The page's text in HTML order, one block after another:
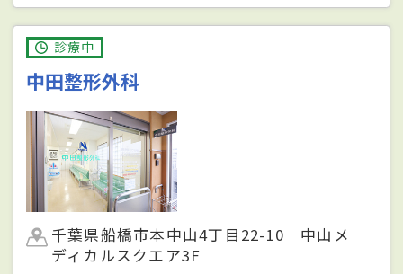
診療中
中田整形外科
千葉県船橋市本中山4丁目22-10 中山メ
ディカルスクエア3F